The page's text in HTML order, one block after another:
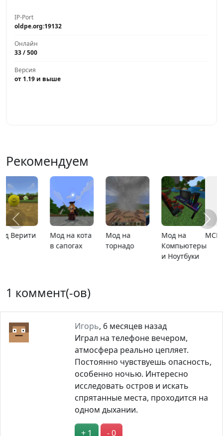
IP-Port
oldpe.org:19132
Онлайн
33 / 500
Версия
от 1.19 и выше
Рекомендуем
MCPE 26.13 MCPE 26.1
Карта
расширяющийся
Карта ада
1 коммент(-ов)
Игорь, 6 месяцев назад
Играл на телефоне вечером,
атмосфера реально цепляет.
Постоянно чувствуешь опасность,
особенно ночью. Интересно
исследовать остров и искать
спрятанные места, проходится на
одном дыхании.
+ 1
- 0